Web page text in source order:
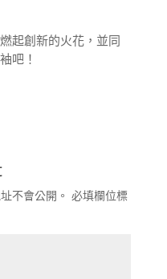
起創新的火花，並同
吧！
不會公開。 必填欄位標